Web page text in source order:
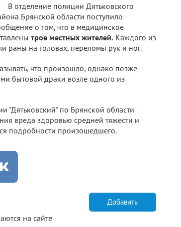
В отделение полиции Дятьковского
Брянской области поступило
о том, что в медицинское
трое местных жителей. Каждого из
раны на головах, переломы рук и ног.
что произошло, однако позже
бытовой драки возле одного из
"Дятьковский" по Брянской области
вреда здоровью средней тяжести и
подробности произошедшего.
на сайте
Добавить